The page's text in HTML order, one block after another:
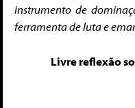
instrumento de
ferramenta de luta e
Livre reflexão